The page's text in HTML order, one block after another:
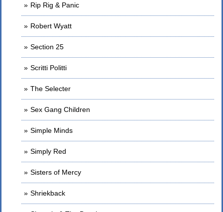
Rip Rig & Panic
Robert Wyatt
Section 25
Scritti Politti
The Selecter
Sex Gang Children
Simple Minds
Simply Red
Sisters of Mercy
Shriekback